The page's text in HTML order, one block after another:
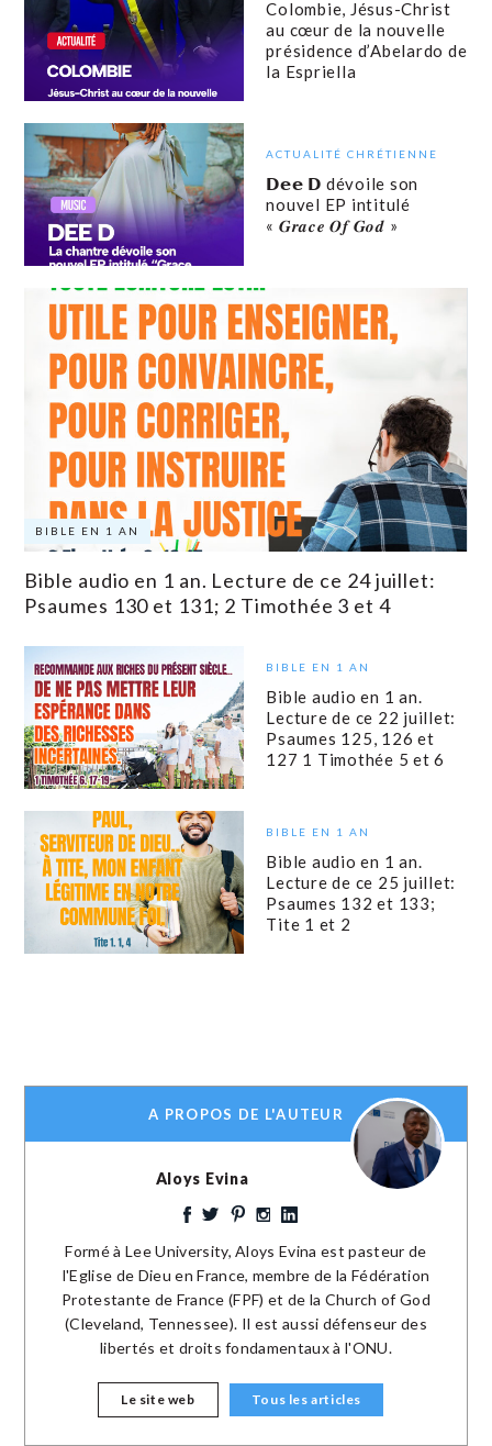
Colombie, Jésus-Christ
au cœur de la nouvelle
présidence d’Abelardo de
la Espriella
ACTUALITÉ CHRÉTIENNE
𝗗𝗲𝗲 𝗗 dévoile son
nouvel EP intitulé
« 𝑮𝒓𝒂𝒄𝒆 𝑶𝒇 𝑮𝒐𝒅 »
BIBLE EN 1 AN
Bible audio en 1 an. Lecture de ce 24 juillet:
Psaumes 130 et 131; 2 Timothée 3 et 4
BIBLE EN 1 AN
Bible audio en 1 an.
Lecture de ce 22 juillet:
Psaumes 125, 126 et
127 1 Timothée 5 et 6
BIBLE EN 1 AN
Bible audio en 1 an.
Lecture de ce 25 juillet:
Psaumes 132 et 133;
Tite 1 et 2
A PROPOS DE L'AUTEUR
Aloys Evina
Formé à Lee University, Aloys Evina est pasteur de
l'Eglise de Dieu en France, membre de la Fédération
Protestante de France (FPF) et de la Church of God
(Cleveland, Tennessee). Il est aussi défenseur des
libertés et droits fondamentaux à l'ONU.
Le site web Tous les articles